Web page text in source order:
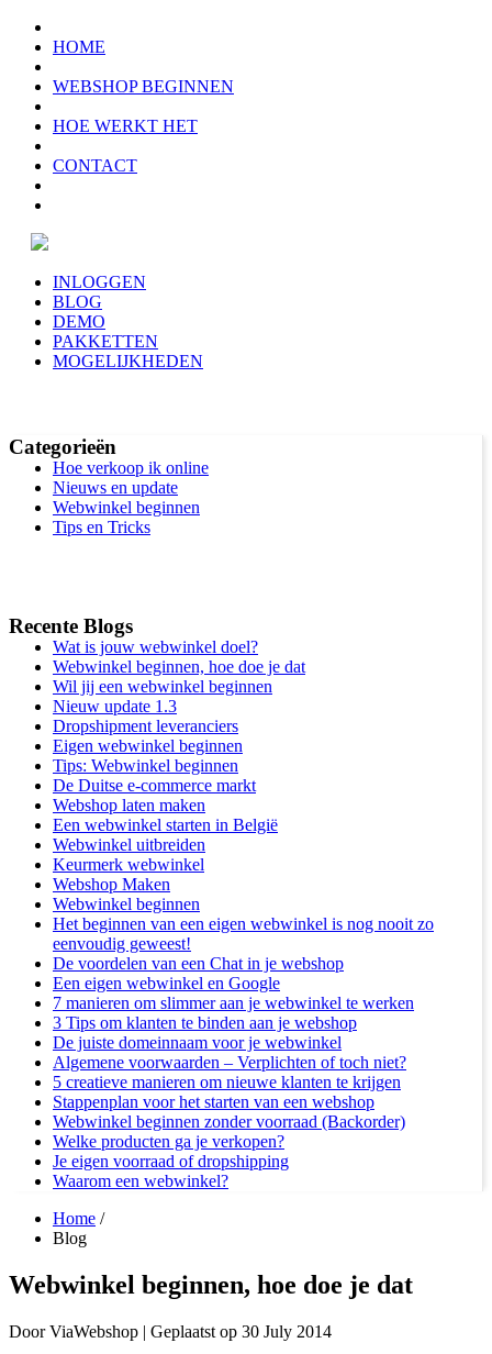
HOME
WEBSHOP BEGINNEN
HOE WERKT HET
CONTACT
INLOGGEN
BLOG
DEMO
PAKKETTEN
MOGELIJKHEDEN
Categorieën
Hoe verkoop ik online
Nieuws en update
Webwinkel beginnen
Tips en Tricks
Recente Blogs
Wat is jouw webwinkel doel?
Webwinkel beginnen, hoe doe je dat
Wil jij een webwinkel beginnen
Nieuw update 1.3
Dropshipment leveranciers
Eigen webwinkel beginnen
Tips: Webwinkel beginnen
De Duitse e-commerce markt
Webshop laten maken
Een webwinkel starten in België
Webwinkel uitbreiden
Keurmerk webwinkel
Webshop Maken
Webwinkel beginnen
Het beginnen van een eigen webwinkel is nog nooit zo
eenvoudig geweest!
De voordelen van een Chat in je webshop
Een eigen webwinkel en Google
7 manieren om slimmer aan je webwinkel te werken
3 Tips om klanten te binden aan je webshop
De juiste domeinnaam voor je webwinkel
Algemene voorwaarden – Verplichten of toch niet?
5 creatieve manieren om nieuwe klanten te krijgen
Stappenplan voor het starten van een webshop
Webwinkel beginnen zonder voorraad (Backorder)
Welke producten ga je verkopen?
Je eigen voorraad of dropshipping
Waarom een webwinkel?
Home /
Blog
Webwinkel beginnen, hoe doe je dat
DoorViaWebshop | Geplaatst op 30 July 2014